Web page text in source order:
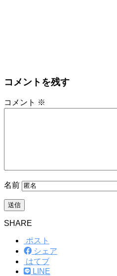
コメントを残す
コメント ※
名前
SHARE
ポスト
シェア
はてブ
LINE